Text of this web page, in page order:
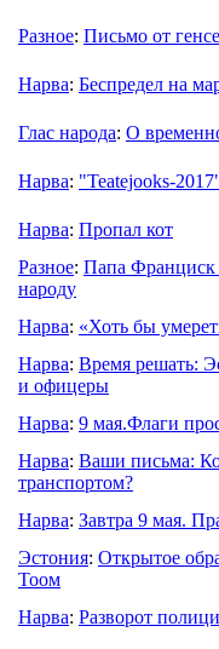
Разное: Письмо от
Нарва: Беспредел на
Глас народа: О
Нарва: "Teatejooks-
Нарва: Пропал кот
Разное: Папа Франциск
народу
Нарва: «Хоть бы
Нарва: Время решать:
и офицеры
Нарва: 9 мая.Флаги
Нарва: Ваши письма:
транспортом?
Нарва: Завтра 9 мая.
Эстония: Открытое
Тоом
Нарва: Разворот